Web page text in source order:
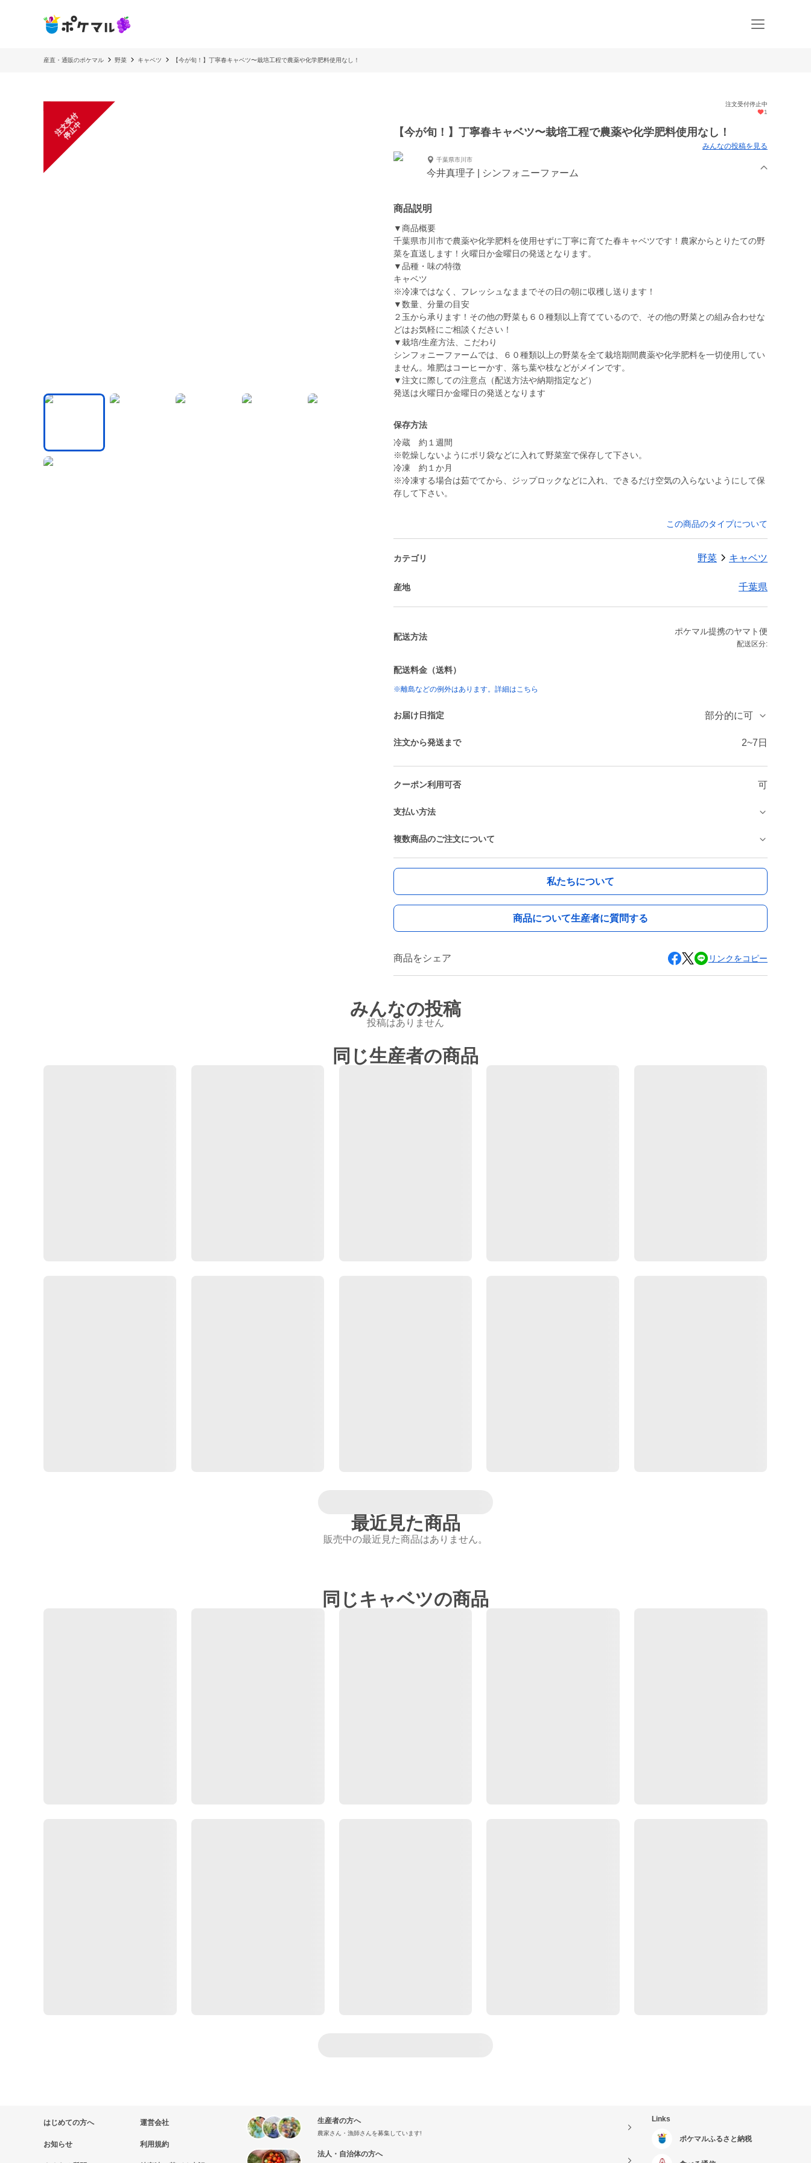
産直・通販のポケマル 野菜 キャベツ 【今が旬！】丁寧春キャベツ〜栽培工程で農薬や化学肥料使用なし！
注
文
受
付
停
止
中
注文受付停止中
1
【今が旬！】丁寧春キャベツ〜栽培工程で農薬や化学肥料使用なし！
みんなの投稿を見る
千葉県市川市
今井真理子 | シンフォニーファーム
商品説明
▼商品概要
千葉県市川市で農薬や化学肥料を使用せずに丁寧に育てた春キャベツです！農家からとりたての野
菜を直送します！火曜日か金曜日の発送となります。
▼品種・味の特徴
キャベツ
※冷凍ではなく、フレッシュなままでその日の朝に収穫し送ります！
▼数量、分量の目安
２玉から承ります！その他の野菜も６０種類以上育てているので、その他の野菜との組み合わせな
どはお気軽にご相談ください！
▼栽培/生産方法、こだわり
シンフォニーファームでは、６０種類以上の野菜を全て栽培期間農薬や化学肥料を一切使用してい
ません。堆肥はコーヒーかす、落ち葉や枝などがメインです。
▼注文に際しての注意点（配送方法や納期指定など）
発送は火曜日か金曜日の発送となります
保存方法
冷蔵 約１週間
※乾燥しないようにポリ袋などに入れて野菜室で保存して下さい。
冷凍 約１か月
※冷凍する場合は茹でてから、ジップロックなどに入れ、できるだけ空気の入らないようにして保
存して下さい。
この商品のタイプについて
カテゴリ 野菜 キャベツ
産地 千葉県
配送方法
ポケマル提携のヤマト便
配送区分:
配送料金（送料）
※離島などの例外はあります。詳細はこちら
お届け日指定 部分的に可
注文から発送まで 2~7日
クーポン利用可否 可
支払い方法
複数商品のご注文について
私たちについて
商品について生産者に質問する
商品をシェア リンクをコピー
みんなの投稿
投稿はありません
同じ生産者の商品
最近見た商品
販売中の最近見た商品はありません。
同じキャベツの商品
はじめての方へ
お知らせ
運営会社
利用規約
生産者の方へ
農家さん・漁師さんを募集しています!
法人・自治体の方へ
Links
ポケマルふるさと納税